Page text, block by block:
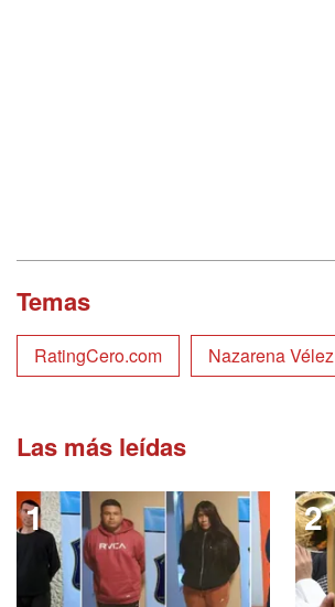
Temas
RatingCero.com Nazarena Vélez
Las más leídas